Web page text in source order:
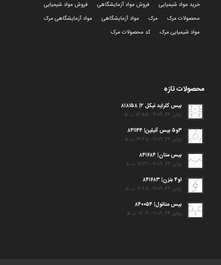
خرید مواد شیمیایی
فروش مواد آزمایشگاهی
فروش مواد شیمیایی
محصولات مرک
مرک مواد آزمایشگاهی
مواد آزمایشگاهی مرک
مواد شیمیایی مرک
کد محصولات مرک
محصولات تازه
بیس کلراید نیکل ۲| ۸۱۸۱۵۸
ژوئن 24, 2019 - 12:55 ب.ظ
۳و۵ بیس آنیلین| ۸۴۱۱۴۴
ژوئن 24, 2019 - 12:45 ب.ظ
بیس متان| ۸۴۱۶۸۴
ژوئن 24, 2019 - 12:31 ب.ظ
۱و۴ بنزن| ۸۴۱۶۸۳
ژوئن 24, 2019 - 12:25 ب.ظ
بیس متانول| ۸۴۰۰۵۴
ژوئن 24, 2019 - 12:19 ب.ظ